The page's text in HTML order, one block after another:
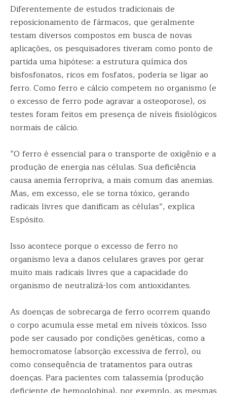
Diferentemente de estudos tradicionais de
reposicionamento de fármacos, que geralmente
testam diversos compostos em busca de novas
aplicações, os pesquisadores tiveram como ponto de
partida uma hipótese: a estrutura química dos
bisfosfonatos, ricos em fosfatos, poderia se ligar ao
ferro. Como ferro e cálcio competem no organismo (e
o excesso de ferro pode agravar a osteoporose), os
testes foram feitos em presença de níveis fisiológicos
normais de cálcio.
“O ferro é essencial para o transporte de oxigênio e a
produção de energia nas células. Sua deficiência
causa anemia ferropriva, a mais comum das anemias.
Mas, em excesso, ele se torna tóxico, gerando
radicais livres que danificam as células”, explica
Espósito.
Isso acontece porque o excesso de ferro no
organismo leva a danos celulares graves por gerar
muito mais radicais livres que a capacidade do
organismo de neutralizá-los com antioxidantes.
As doenças de sobrecarga de ferro ocorrem quando
o corpo acumula esse metal em níveis tóxicos. Isso
pode ser causado por condições genéticas, como a
hemocromatose (absorção excessiva de ferro), ou
como consequência de tratamentos para outras
doenças. Para pacientes com talassemia (produção